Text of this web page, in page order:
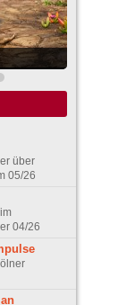
über
05/26
04/26